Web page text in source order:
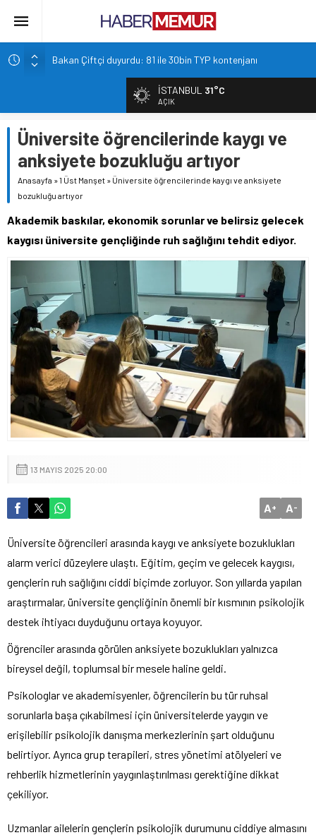
Bakan Çiftçi duyurdu: 81 ile 30bin TYP kontenjanı
Altın Fiyatları 7 Haftanın Zirvesinde!
TOKİ 51 ilde 540 konut ve iş yerini açık arttırma usulü satışa
çıkarıyor.
İçişleri Bakanlığı, Görevde Yükselme ve Unvan Değişikliği
Yazılı Sınavları’nın tarihlerini duyurdu.
Emniyet’ten yeni alım müjdesi: Kontenjan dağılımı açıklandı
İSTANBUL 31°C
AÇIK
Üniversite öğrencilerinde kaygı ve
anksiyete bozukluğu artıyor
Anasayfa »1 Üst Manşet » Üniversite öğrencilerinde kaygı ve anksiyete
bozukluğu artıyor
Akademik baskılar, ekonomik sorunlar ve belirsiz gelecek
kaygısı üniversite gençliğinde ruh sağlığını tehdit ediyor.
13 MAYIS 2025 20:00
A+ A-
Üniversite öğrencileri arasında kaygı ve anksiyete bozuklukları
alarm verici düzeylere ulaştı. Eğitim, geçim ve gelecek kaygısı,
gençlerin ruh sağlığını ciddi biçimde zorluyor. Son yıllarda yapılan
araştırmalar, üniversite gençliğinin önemli bir kısmının psikolojik
destek ihtiyacı duyduğunu ortaya koyuyor.
Öğrenciler arasında görülen anksiyete bozuklukları yalnızca
bireysel değil, toplumsal bir mesele haline geldi.
Psikologlar ve akademisyenler, öğrencilerin bu tür ruhsal
sorunlarla başa çıkabilmesi için üniversitelerde yaygın ve
erişilebilir psikolojik danışma merkezlerinin şart olduğunu
belirtiyor. Ayrıca grup terapileri, stres yönetimi atölyeleri ve
rehberlik hizmetlerinin yaygınlaştırılması gerektiğine dikkat
çekiliyor.
Uzmanlar ailelerin gençlerin psikolojik durumunu ciddiye almasını